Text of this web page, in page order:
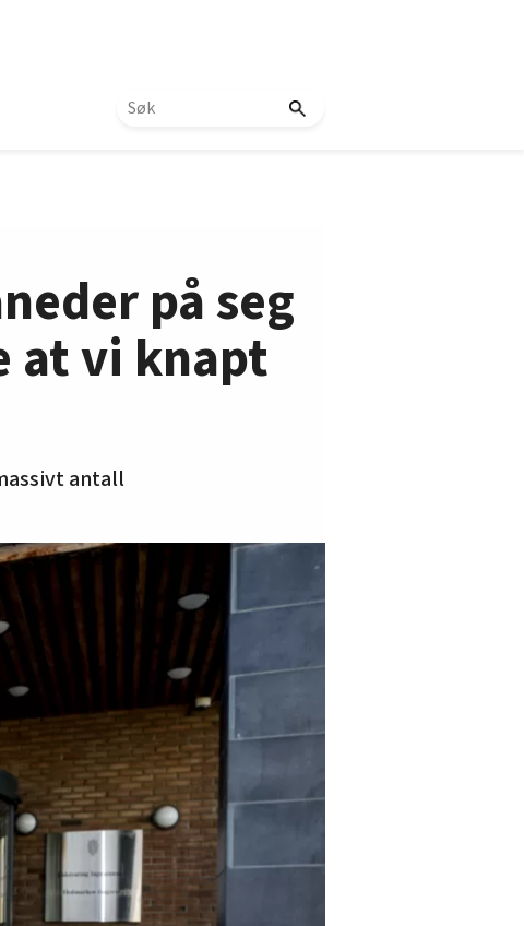
på seg
at vi knapt
antall